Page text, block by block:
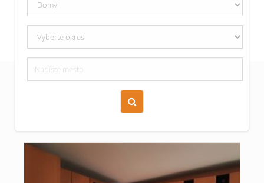
Zoraď podľa času pridania